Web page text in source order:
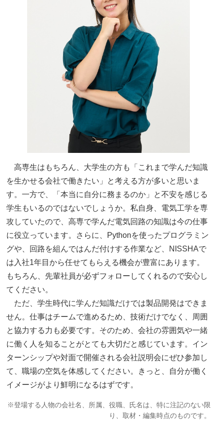
高専生はもちろん、大学生の方も「これまで学んだ知識
を生かせる会社で働きたい」と考える方が多いと思いま
す。一方で、「本当に自分に務まるのか」と不安を感じる
学生もいるのではないでしょうか。私自身、電気工学を専
攻していたので、高専で学んだ電気回路の知識は今の仕事
に役立っています。さらに、Pythonを使ったプログラミン
グや、回路を組んではんだ付けする作業など、NISSHAで
は入社1年目から任せてもらえる機会が豊富にあります。
もちろん、先輩社員が必ずフォローしてくれるので安心し
てください。
ただ、学生時代に学んだ知識だけでは製品開発はできま
せん。仕事はチームで進めるため、技術だけでなく、周囲
と協力する力も必要です。そのため、会社の雰囲気や一緒
に働く人を知ることがとても大切だと感じています。イン
ターンシップや対面で開催される会社説明会にぜひ参加し
て、職場の空気を体感してください。きっと、自分が働く
イメージがより鮮明になるはずです。
※登場する人物の会社名、所属、役職、氏名は、特に注記のない限
り、取材・編集時点のものです。